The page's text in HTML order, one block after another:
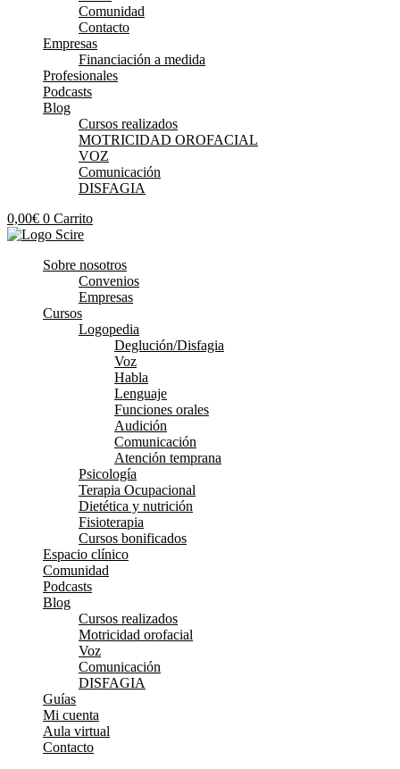
Comunidad
Contacto
Empresas
Financiación a medida
Profesionales
Podcasts
Blog
Cursos realizados
MOTRICIDAD OROFACIAL
VOZ
Comunicación
DISFAGIA
0,00€ 0 Carrito
Sobre nosotros
Convenios
Empresas
Cursos
Logopedia
Deglución/Disfagia
Voz
Habla
Lenguaje
Funciones orales
Audición
Comunicación
Atención temprana
Psicología
Terapia Ocupacional
Dietética y nutrición
Fisioterapia
Cursos bonificados
Espacio clínico
Comunidad
Podcasts
Blog
Cursos realizados
Motricidad orofacial
Voz
Comunicación
DISFAGIA
Guías
Mi cuenta
Aula virtual
Contacto